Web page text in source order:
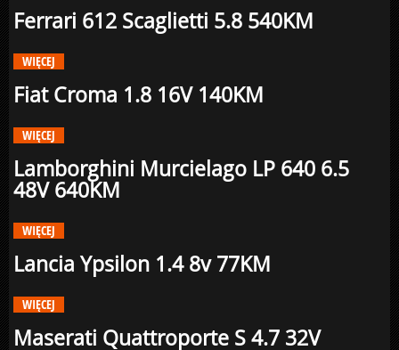
Ferrari 612 Scaglietti 5.8 540KM
WIĘCEJ
Fiat Croma 1.8 16V 140KM
WIĘCEJ
Lamborghini Murcielago LP 640 6.5
48V 640KM
WIĘCEJ
Lancia Ypsilon 1.4 8v 77KM
WIĘCEJ
Maserati Quattroporte S 4.7 32V